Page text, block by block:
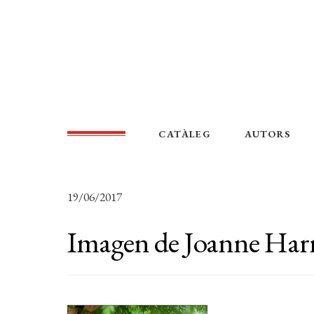
CATÀLEG AUTORS
19/06/2017
Imagen de Joanne